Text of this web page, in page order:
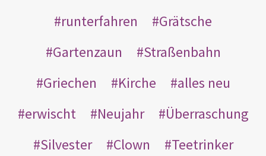
runterfahren
Grätsche
Gartenzaun
Straßenbahn
Griechen
Kirche
alles neu
erwischt
Neujahr
Überraschung
Silvester
Clown
Teetrinker